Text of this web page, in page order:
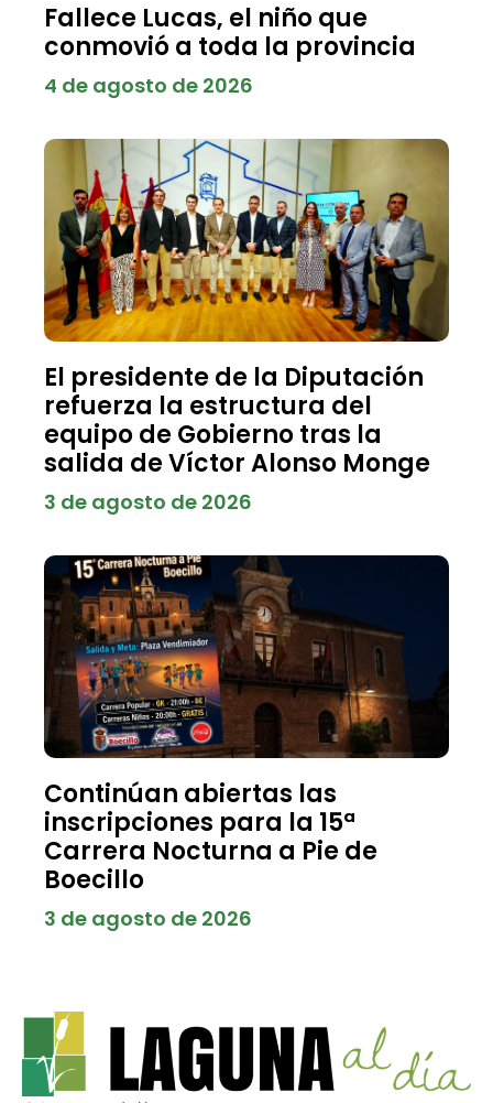
Fallece Lucas, el niño que
conmovió a toda la provincia
4 de agosto de 2026
El presidente de la Diputación
refuerza la estructura del
equipo de Gobierno tras la
salida de Víctor Alonso Monge
3 de agosto de 2026
Continúan abiertas las
inscripciones para la 15ª
Carrera Nocturna a Pie de
Boecillo
3 de agosto de 2026